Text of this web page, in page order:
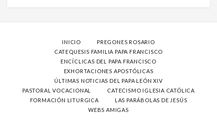
INICIO
PREGONES ROSARIO
CATEQUESIS FAMILIA PAPA FRANCISCO
ENCÍCLICAS DEL PAPA FRANCISCO
EXHORTACIONES APOSTÓLICAS
ÚLTIMAS NOTICIAS DEL PAPA LEÓN XIV
PASTORAL VOCACIONAL
CATECISMO IGLESIA CATÓLICA
FORMACIÓN LITURGICA
LAS PARÁBOLAS DE JESÚS
WEBS AMIGAS